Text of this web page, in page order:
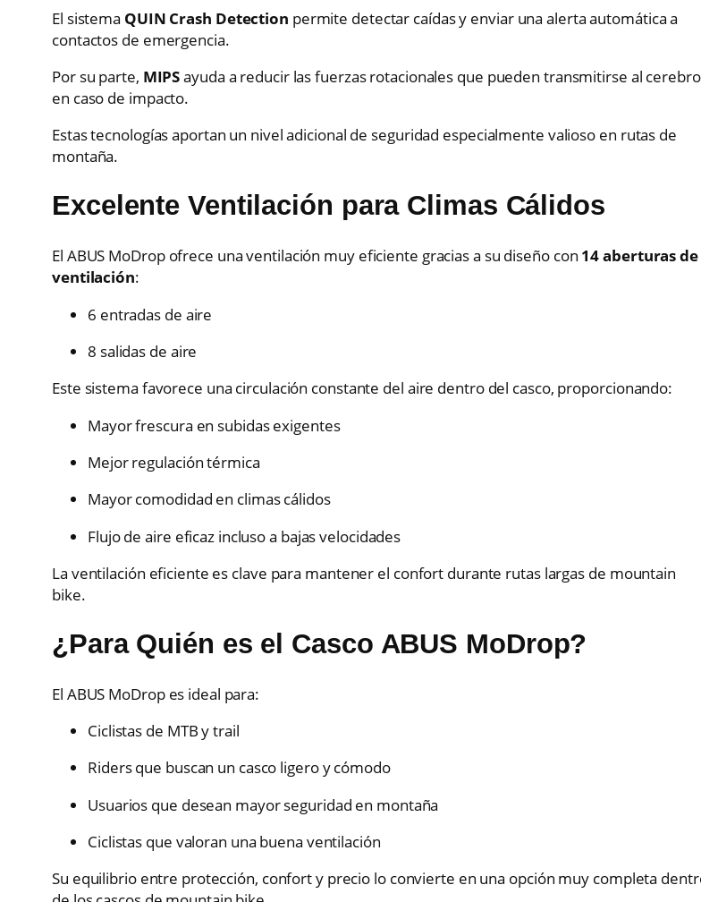
El sistema QUIN Crash Detection permite detectar caídas y enviar una alerta automática a
contactos de emergencia.
Por su parte, MIPSayuda a reducir las fuerzas rotacionales que pueden transmitirse al cerebro
en caso de impacto.
Estas tecnologías aportan un nivel adicional de seguridad especialmente valioso en rutas de
montaña.
Excelente Ventilación para Climas Cálidos
El ABUS MoDrop ofrece una ventilación muy eficiente gracias a su diseño con 14 aberturas de
ventilación:
6 entradas de aire
8 salidas de aire
Este sistema favorece una circulación constante del aire dentro del casco, proporcionando:
Mayor frescura en subidas exigentes
Mejor regulación térmica
Mayor comodidad en climas cálidos
Flujo de aire eficaz incluso a bajas velocidades
La ventilación eficiente es clave para mantener el confort durante rutas largas de mountain
bike.
¿Para Quién es el Casco ABUS MoDrop?
El ABUS MoDrop es ideal para:
Ciclistas de MTB y trail
Riders que buscan un casco ligero y cómodo
Usuarios que desean mayor seguridad en montaña
Ciclistas que valoran una buena ventilación
Su equilibrio entre protección, confort y precio lo convierte en una opción muy completa